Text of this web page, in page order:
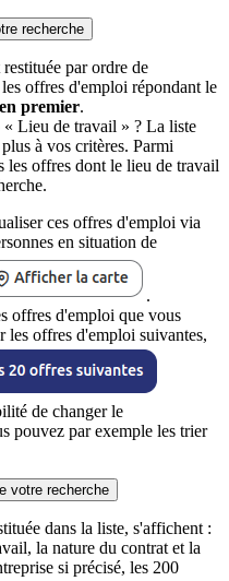
recherche
par ordre de
offres d'emploi répondant le
premier.
« Lieu de travail » ? La liste
à vos critères. Parmi
les offres dont le lieu de travail
ces offres d'emploi via
en situation de
.
offres d'emploi que vous
les offres d'emploi suivantes,
de changer le
pouvez par exemple les trier
votre recherche
dans la liste, s'affichent :
la nature du contrat et la
si précisé, les 200